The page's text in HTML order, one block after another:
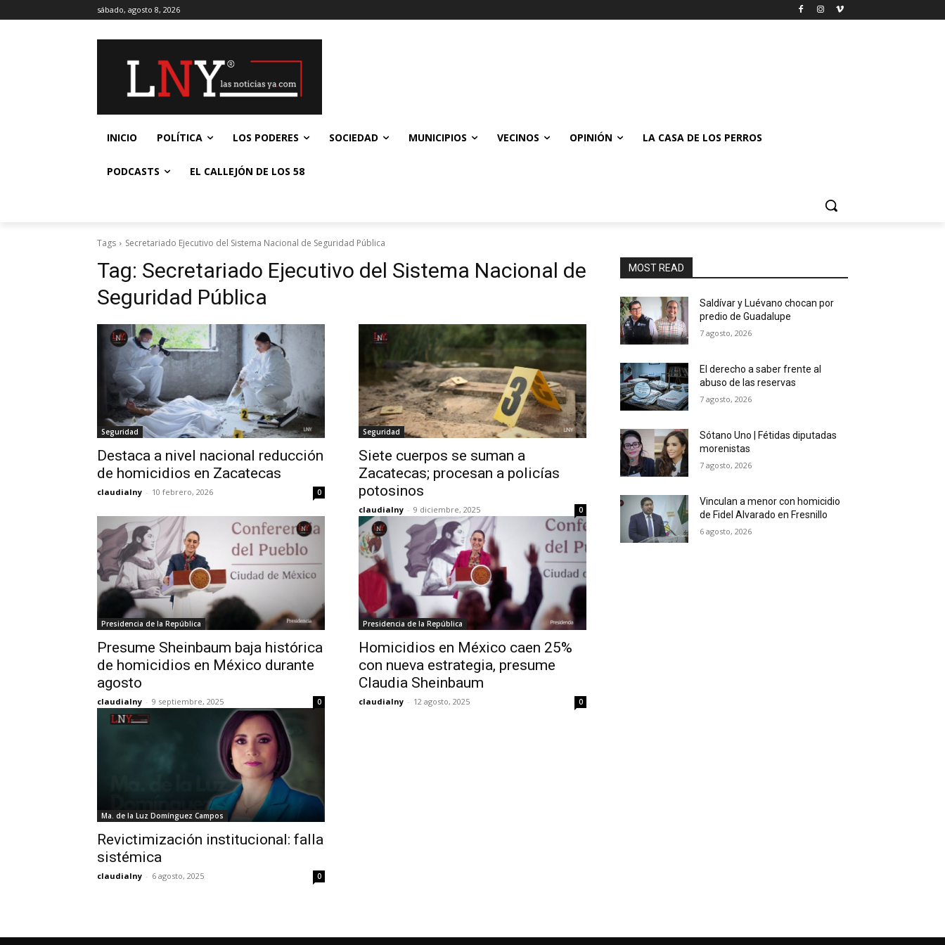
sábado, agosto 8, 2026
INICIO POLÍTICA LOS PODERES SOCIEDAD MUNICIPIOS VECINOS OPINIÓN LA CASA DE LOS PERROS
PODCASTS EL CALLEJÓN DE LOS 58
Tags Secretariado Ejecutivo del Sistema Nacional de Seguridad Pública
Tag: Secretariado Ejecutivo del Sistema Nacional de
Seguridad Pública
Seguridad
Destaca a nivel nacional reducción
de homicidios en Zacatecas
claudialny - 10 febrero, 2026 0
Seguridad
Siete cuerpos se suman a
Zacatecas; procesan a policías
potosinos
claudialny - 9 diciembre, 2025 0
Presidencia de la República
Presume Sheinbaum baja histórica
de homicidios en México durante
agosto
claudialny - 9 septiembre, 2025 0
Presidencia de la República
Homicidios en México caen 25%
con nueva estrategia, presume
Claudia Sheinbaum
claudialny - 12 agosto, 2025 0
Ma. de la Luz Domínguez Campos
Revictimización institucional: falla
sistémica
claudialny - 6 agosto, 2025 0
MOST READ
Saldívar y Luévano chocan por
predio de Guadalupe
7 agosto, 2026
El derecho a saber frente al
abuso de las reservas
7 agosto, 2026
Sótano Uno | Fétidas diputadas
morenistas
7 agosto, 2026
Vinculan a menor con homicidio
de Fidel Alvarado en Fresnillo
6 agosto, 2026